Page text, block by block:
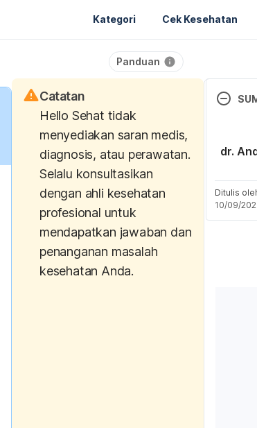
Kategori Cek Kesehatan
Panduan
Catatan
Hello Sehat tidak
menyediakan saran medis,
diagnosis, atau perawatan.
Selalu konsultasikan
dengan ahli kesehatan
profesional untuk
mendapatkan jawaban dan
penanganan masalah
kesehatan Anda.
(n.d).
https://
How
dr.
Ditulis
10/09/